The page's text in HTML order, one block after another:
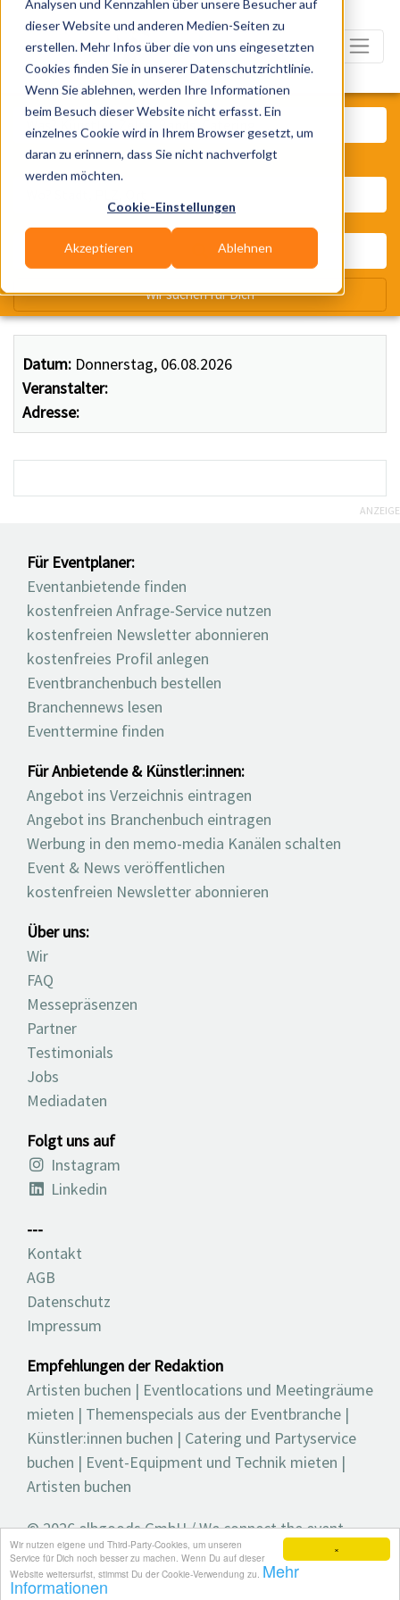
×
Wir nutzen eigene und Third-Party-Cookies, um unseren
Service für Dich noch besser zu machen. Wenn Du auf dieser
Website weitersurfst, stimmst Du der Cookie-Verwendung zu. Mehr
Informationen
Analysen und Kennzahlen über unsere Besucher auf
dieser Website und anderen Medien-Seiten zu
erstellen. Mehr Infos über die von uns eingesetzten
Cookies finden Sie in unserer Datenschutzrichtlinie.
Wenn Sie ablehnen, werden Ihre Informationen
beim Besuch dieser Website nicht erfasst. Ein
einzelnes Cookie wird in Ihrem Browser gesetzt, um
daran zu erinnern, dass Sie nicht nachverfolgt
werden möchten.
Cookie-Einstellungen
Akzeptieren Ablehnen
Datum: Donnerstag, 06.08.2026
Veranstalter:
Adresse:
Was? Künstler, Zelte, Bands,
Wir suchen für Dich
ANZEIGE
Für Eventplaner:
Eventanbietende finden
kostenfreien Anfrage-Service nutzen
kostenfreien Newsletter abonnieren
kostenfreies Profil anlegen
Eventbranchenbuch bestellen
Branchennews lesen
Eventtermine finden
Für Anbietende & Künstler:innen:
Angebot ins Verzeichnis eintragen
Angebot ins Branchenbuch eintragen
Werbung in den memo-media Kanälen schalten
Event & News veröffentlichen
kostenfreien Newsletter abonnieren
Über uns:
Wir
FAQ
Messepräsenzen
Partner
Testimonials
Jobs
Mediadaten
Folgt uns auf
Instagram
Linkedin
---
Kontakt
AGB
Datenschutz
Impressum
Empfehlungen der Redaktion
Artisten buchen | Eventlocations und Meetingräume
mieten | Themenspecials aus der Eventbranche |
Künstler:innen buchen | Catering und Partyservice
buchen | Event-Equipment und Technik mieten |
Artisten buchen
© 2026 elbgoods GmbH / We connect the event
industry / Medienvielfalt für die Eventplanung /
Eventbranchenbuch, Blog, Magazin und mehr